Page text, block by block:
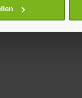
en stel uw